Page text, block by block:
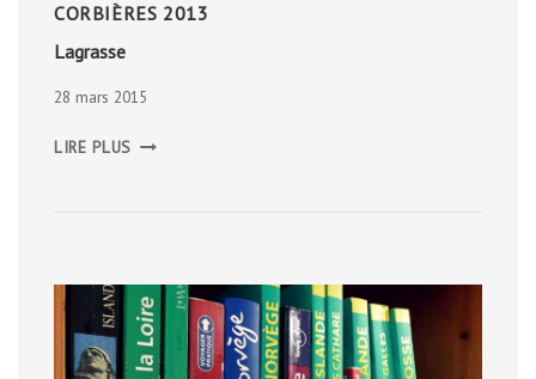
CORBIÈRES 2013
Lagrasse
28 mars 2015
LIRE PLUS